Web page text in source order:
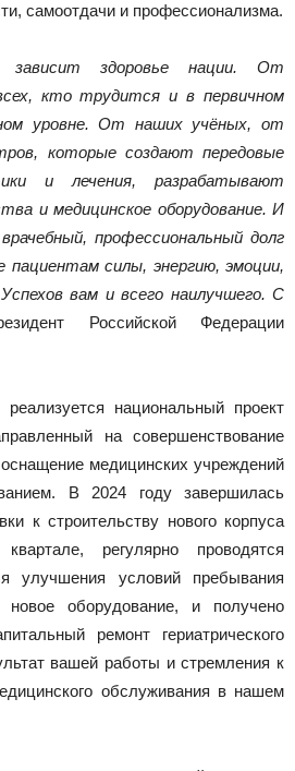
самоотдачи и профессионализма.
здоровье нации. От
кто трудится и в первичном
уровне. От наших учёных, от
которые создают передовые
и лечения, разрабатывают
и медицинское оборудование. И
профессиональный долг
пациентам силы, энергию, эмоции,
вам и всего наилучшего. С
Российской Федерации
национальный проект
на совершенствование
медицинских учреждений
В 2024 году завершилась
к строительству нового корпуса
регулярно проводятся
улучшения условий пребывания
новое оборудование, и получено
ремонт гериатрического
вашей работы и стремления к
обслуживания в нашем